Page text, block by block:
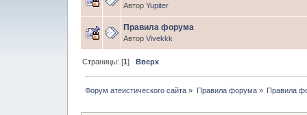
Автор Yupiter
Правила форума
Автор Vivekkk
Страницы: [1]Вверх
Форум атеистического сайта » Правила форума» Правила